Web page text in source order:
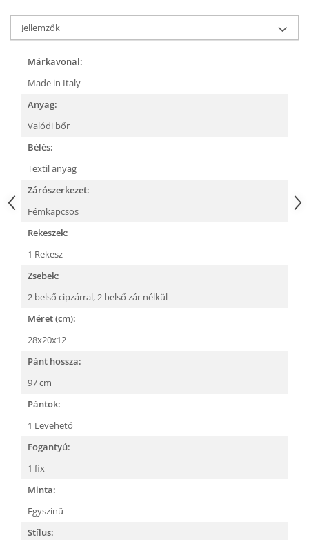
Jellemzők
Márkavonal:
Made in Italy
Anyag:
Valódi bőr
Bélés:
Textil anyag
Zárószerkezet:
Fémkapcsos
Rekeszek:
1 Rekesz
Zsebek:
2 belső cipzárral,2 belső zár nélkül
Méret (cm):
28x20x12
Pánt hossza:
97 cm
Pántok:
1 Levehető
Fogantyú:
1 fix
Minta:
Egyszínű
Stílus: